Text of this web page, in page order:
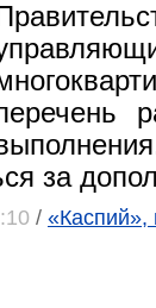
за
/ «Каспий»,